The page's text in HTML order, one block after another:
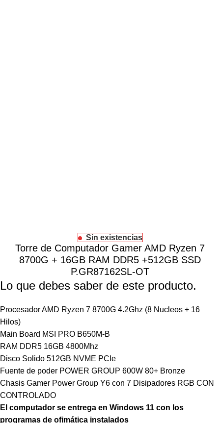
Sin existencias
Torre de Computador Gamer AMD Ryzen 7
8700G + 16GB RAM DDR5 +512GB SSD
P.GR87162SL-OT
Lo que debes saber de este producto.
Procesador AMD Ryzen 7 8700G 4.2Ghz (8 Nucleos + 16
Hilos)
Main Board MSI PRO B650M-B
RAM DDR5 16GB 4800Mhz
Disco Solido 512GB NVME PCIe
Fuente de poder POWER GROUP 600W 80+ Bronze
Chasis Gamer Power Group Y6 con 7 Disipadores RGB CON
CONTROLADO
El computador se entrega en Windows 11 con los
programas de ofimática instalados